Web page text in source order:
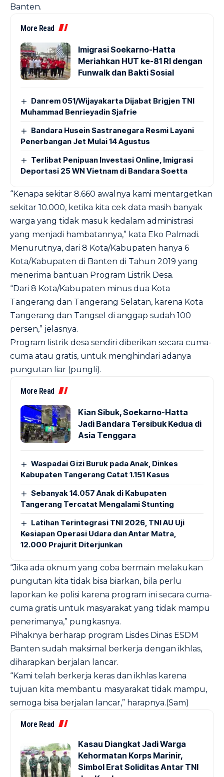
Banten.
More Read
Imigrasi Soekarno-Hatta
Meriahkan HUT ke-81 RI dengan
Funwalk dan Bakti Sosial
Danrem 051/Wijayakarta Dijabat Brigjen TNI
Muhammad Benrieyadin Sjafrie
Bandara Husein Sastranegara Resmi Layani
Penerbangan Jet Mulai 14 Agustus
Terlibat Penipuan Investasi Online, Imigrasi
Deportasi 25 WN Vietnam di Bandara Soetta
“Kenapa sekitar 8.660 awalnya kami mentargetkan
sekitar 10.000, ketika kita cek data masih banyak
warga yang tidak masuk kedalam administrasi
yang menjadi hambatannya,” kata Eko Palmadi.
Menurutnya, dari 8 Kota/Kabupaten hanya 6
Kota/Kabupaten di Banten di Tahun 2019 yang
menerima bantuan Program Listrik Desa.
“Dari 8 Kota/Kabupaten minus dua Kota
Tangerang dan Tangerang Selatan, karena Kota
Tangerang dan Tangsel di anggap sudah 100
persen,” jelasnya.
Program listrik desa sendiri diberikan secara cuma-
cuma atau gratis, untuk menghindari adanya
pungutan liar (pungli).
More Read
Kian Sibuk, Soekarno-Hatta
Jadi Bandara Tersibuk Kedua di
Asia Tenggara
Waspadai Gizi Buruk pada Anak, Dinkes
Kabupaten Tangerang Catat 1.151 Kasus
Sebanyak 14.057 Anak di Kabupaten
Tangerang Tercatat Mengalami Stunting
Latihan Terintegrasi TNI 2026, TNI AU Uji
Kesiapan Operasi Udara dan Antar Matra,
12.000 Prajurit Diterjunkan
“Jika ada oknum yang coba bermain melakukan
pungutan kita tidak bisa biarkan, bila perlu
laporkan ke polisi karena program ini secara cuma-
cuma gratis untuk masyarakat yang tidak mampu
penerimanya,” pungkasnya.
Pihaknya berharap program Lisdes Dinas ESDM
Banten sudah maksimal berkerja dengan ikhlas,
diharapkan berjalan lancar.
“Kami telah berkerja keras dan ikhlas karena
tujuan kita membantu masyarakat tidak mampu,
semoga bisa berjalan lancar,” harapnya.(Sam)
More Read
Kasau Diangkat Jadi Warga
Kehormatan Korps Marinir,
Simbol Erat Soliditas Antar TNI